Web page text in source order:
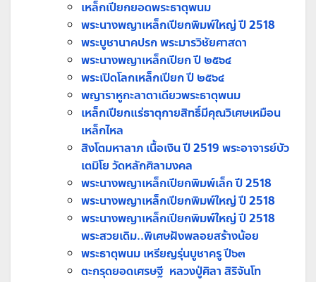
เหล็กเปียกยอดพระธาตุพนม
พระนางพญาเหล็กเปียกพิมพ์ใหญ่ ปี 2518
พระบูชานาคปรก พระมารวิชัยศาสดา
พระนางพญาเหล็กเปียก ปี ๒๕๖๔
พระเปิดโลกเหล็กเปียก ปี ๒๕๖๔
พญาราหูกะลาตาเดียวพระธาตุพนม
เหล็กเปียกแร่ธาตุกายสิทธิ์มีคุณวิเศษเหมือน
เหล็กไหล
สิงโตมหาลาภ เนื้อเงิน ปี 2519 พระอาจารย์บัว
เตมิโย วัดหลักศิลามงคล
พระนางพญาเหล็กเปียกพิมพ์เล็ก ปี 2518
พระนางพญาเหล็กเปียกพิมพ์ใหญ่ ปี 2518
พระนางพญาเหล็กเปียกพิมพ์ใหญ่ ปี 2518
พระสวยเดิม..พิเศษฝังพลอยสร้างน้อย
พระธาตุพนม เหรียญรุ่นบูชาครู ปี๖๓
ตะกรุดยอดเศรษฐี หลวงปู่ศิลา สิริจันโท